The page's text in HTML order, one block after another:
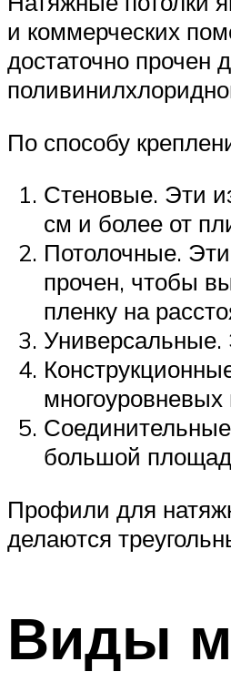
и коммерческих
достаточно прочен
По способу
Стеновые. Эти
см и более от
Потолочные. Эти
прочен, чтобы
пленку на
Универсальные.
многоуровневых
большой
Профили для
делаются
Виды